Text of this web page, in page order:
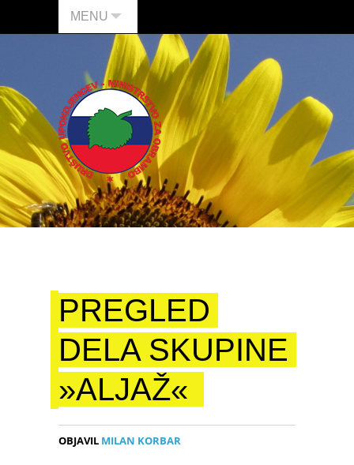
MENU
PREGLED
DELA SKUPINE
»ALJAŽ«
OBJAVIL MILAN KORBAR